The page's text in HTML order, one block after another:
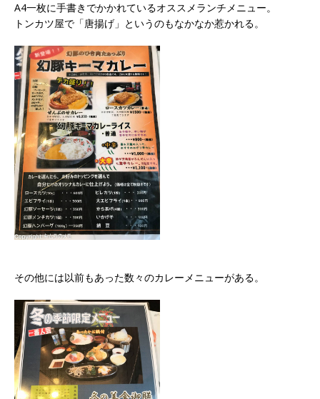
A4一枚に手書きでかかれているオススメランチメニュー。
トンカツ屋で「唐揚げ」というのもなかなか惹かれる。
その他には以前もあった数々のカレーメニューがある。